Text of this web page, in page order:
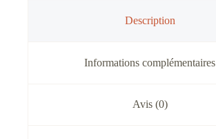
Description
Informations complémentaires
Avis (0)